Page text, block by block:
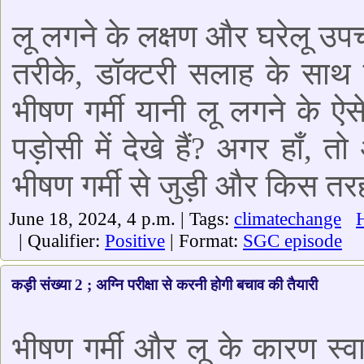
लू लगने के लक्षण और घरेलू
तरीके, डॉक्टरी सलाह के साथ
भीषण गर्मी यानी लू लगने के
पड़ोसी में देखे हैं? अगर हाँ,
भीषण गर्मी से जुड़ी और किस
June 18, 2024, 4 p.m. | Tags: climatechange
| Qualifier: Positive | Format: SGC episode
कड़ी संख्या 2 ; अग्नि परीक्षा से करनी होगी बचाव की तैयारी
भीषण गर्मी और लू के कारण